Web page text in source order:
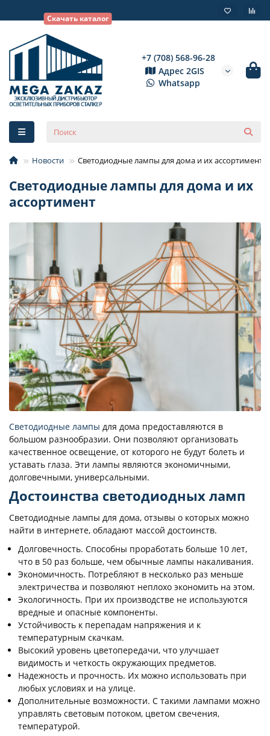
+7 (708) 568-96-28
Адрес 2GIS
Whatsapp
Скачать каталог
Новости Светодиодные лампы для дома и их ассортимент
Светодиодные лампы для дома и их
ассортимент
Светодиодные лампы для дома предоставляются в
большом разнообразии. Они позволяют организовать
качественное освещение, от которого не будут болеть и
уставать глаза. Эти лампы являются экономичными,
долговечными, универсальными.
Достоинства светодиодных ламп
Светодиодные лампы для дома, отзывы о которых можно
найти в интернете, обладают массой достоинств.
Долговечность. Способны проработать больше 10 лет,
что в 50 раз больше, чем обычные лампы накаливания.
Экономичность. Потребляют в несколько раз меньше
электричества и позволяют неплохо экономить на этом.
Экологичность. При их производстве не используются
вредные и опасные компоненты.
Устойчивость к перепадам напряжения и к
температурным скачкам.
Высокий уровень цветопередачи, что улучшает
видимость и четкость окружающих предметов.
Надежность и прочность. Их можно использовать при
любых условиях и на улице.
Дополнительные возможности. С такими лампами можно
управлять световым потоком, цветом свечения,
температурой.